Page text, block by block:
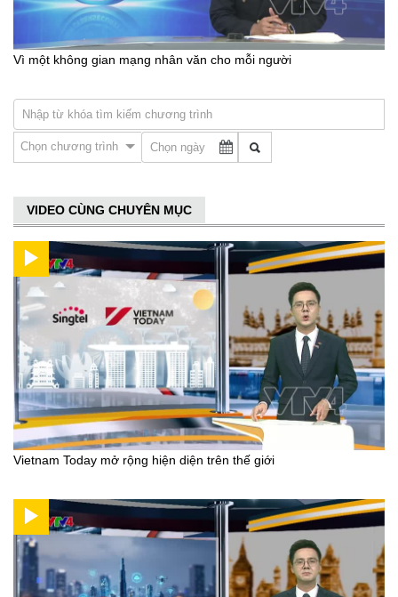
Vì một không gian mạng nhân văn cho mỗi người
Chọn chương trình
VIDEO CÙNG CHUYÊN MỤC
Vietnam Today mở rộng hiện diện trên thế giới